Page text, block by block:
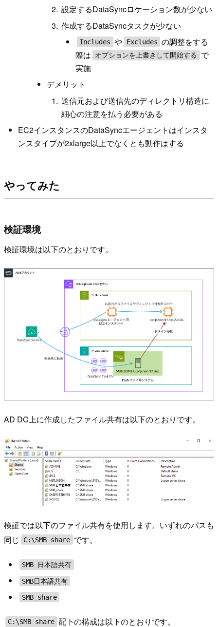
設定するDataSyncロケーション数が少ない
作成するDataSyncタスクが少ない
Includes や Excludes の調整をする
際は
オプションを上書きして開始する
で
実施
デメリット
送信元および送信先のディレクトリ構造に
細心の注意を払う必要がある
EC2インスタンスのDataSyncエージェントはインスタ
ンスタイプが2xlarge以上でなくとも動作はする
やってみた
検証環境
検証環境は以下のとおりです。
AD DC上に作成したファイル共有は以下のとおりです。
検証では以下のファイル共有を使用します。いずれのパスも
同じ
C:\SMB share です。
SMB 日本語共有
SMB日本語共有
SMB_share
C:\SMB share 配下の構成は以下のとおりです。